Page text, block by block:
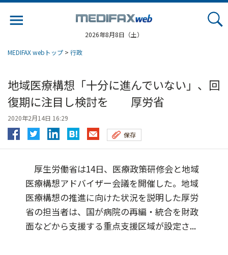
2026年8月8日（土）
MEDIFAX webトップ > 行政
地域医療構想「十分に進んでいない」、回
復期に注目し検討を 厚労省
2020年2月14日 16:29
保存
厚生労働省は14日、医療政策研修会と地域
医療構想アドバイザー会議を開催した。地域
医療構想の推進に向けた状況を説明した厚労
省の担当者は、国が病院の再編・統合を財政
面などから支援する重点支援区域が設定さ...